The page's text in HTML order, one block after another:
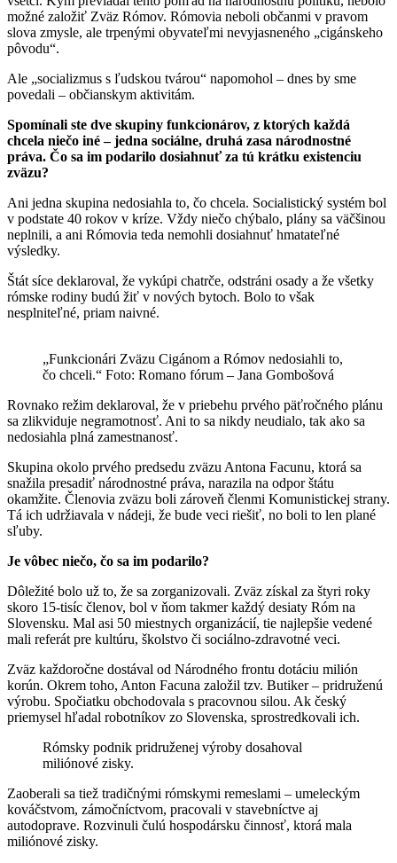
možné založiť Zväz Rómov. Rómovia neboli občanmi v pravom
slova zmysle, ale trpenými obyvateľmi nevyjasneného „cigánskeho
pôvodu“.
Ale „socializmus s ľudskou tvárou“ napomohol – dnes by sme
povedali – občianskym aktivitám.
Spomínali ste dve skupiny funkcionárov, z ktorých každá
chcela niečo iné – jedna sociálne, druhá zasa národnostné
práva. Čo sa im podarilo dosiahnuť za tú krátku existenciu
zväzu?
Ani jedna skupina nedosiahla to, čo chcela. Socialistický systém bol
v podstate 40 rokov v kríze. Vždy niečo chýbalo, plány sa väčšinou
neplnili, a ani Rómovia teda nemohli dosiahnuť hmatateľné
výsledky.
Štát síce deklaroval, že vykúpi chatrče, odstráni osady a že všetky
rómske rodiny budú žiť v nových bytoch. Bolo to však
nesplniteľné, priam naivné.
„Funkcionári Zväzu Cigánom a Rómov nedosiahli to,
čo chceli.“ Foto: Romano fórum – Jana Gombošová
Rovnako režim deklaroval, že v priebehu prvého päťročného plánu
sa zlikviduje negramotnosť. Ani to sa nikdy neudialo, tak ako sa
nedosiahla plná zamestnanosť.
Skupina okolo prvého predsedu zväzu Antona Facunu, ktorá sa
snažila presadiť národnostné práva, narazila na odpor štátu
okamžite. Členovia zväzu boli zároveň členmi Komunistickej strany.
Tá ich udržiavala v nádeji, že bude veci riešiť, no boli to len plané
sľuby.
Je vôbec niečo, čo sa im podarilo?
Dôležité bolo už to, že sa zorganizovali. Zväz získal za štyri roky
skoro 15-tisíc členov, bol v ňom takmer každý desiaty Róm na
Slovensku. Mal asi 50 miestnych organizácií, tie najlepšie vedené
mali referát pre kultúru, školstvo či sociálno-zdravotné veci.
Zväz každoročne dostával od Národného frontu dotáciu milión
korún. Okrem toho, Anton Facuna založil tzv. Butiker – pridruženú
výrobu. Spočiatku obchodovala s pracovnou silou. Ak český
priemysel hľadal robotníkov zo Slovenska, sprostredkovali ich.
Rómsky podnik pridruženej výroby dosahoval
miliónové zisky.
Zaoberali sa tiež tradičnými rómskymi remeslami – umeleckým
kováčstvom, zámočníctvom, pracovali v stavebníctve aj
autodoprave. Rozvinuli čulú hospodársku činnosť, ktorá mala
miliónové zisky.